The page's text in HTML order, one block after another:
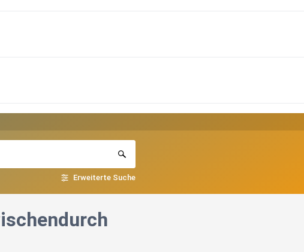
Erweiterte Suche